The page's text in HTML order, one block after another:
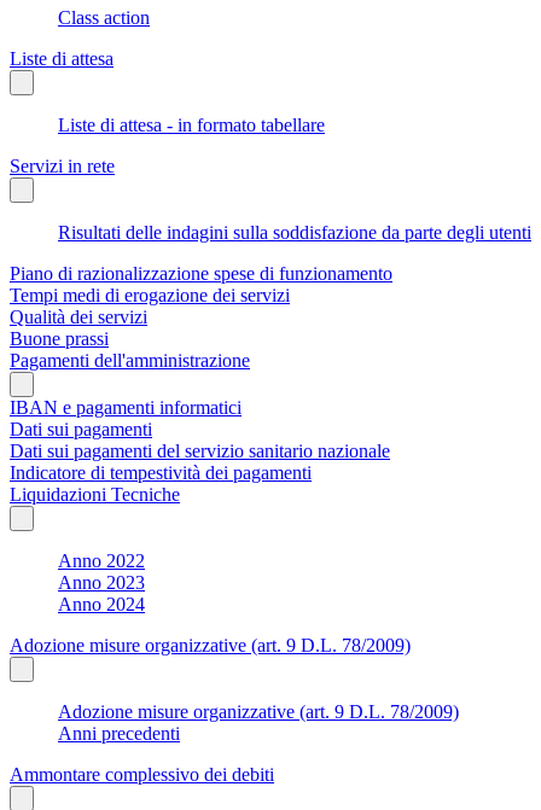
Class action
Liste di attesa
Liste di attesa - in formato tabellare
Servizi in rete
Risultati delle indagini sulla soddisfazione da parte degli utenti
Piano di razionalizzazione spese di funzionamento
Tempi medi di erogazione dei servizi
Qualità dei servizi
Buone prassi
Pagamenti dell'amministrazione
IBAN e pagamenti informatici
Dati sui pagamenti
Dati sui pagamenti del servizio sanitario nazionale
Indicatore di tempestività dei pagamenti
Liquidazioni Tecniche
Anno 2022
Anno 2023
Anno 2024
Adozione misure organizzative (art. 9 D.L. 78/2009)
Adozione misure organizzative (art. 9 D.L. 78/2009)
Anni precedenti
Ammontare complessivo dei debiti